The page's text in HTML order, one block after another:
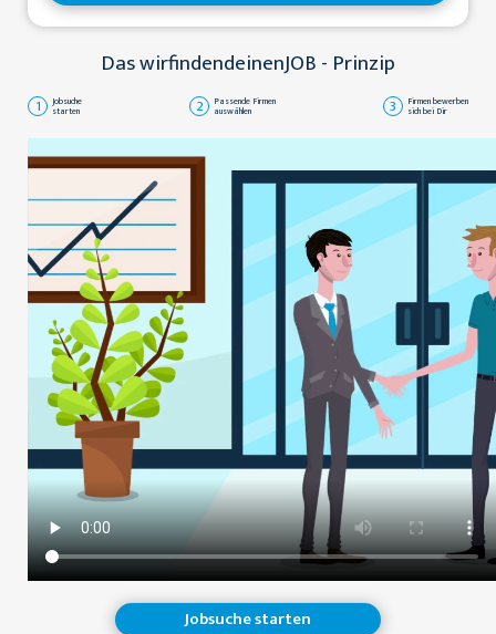
Das wirfindendeinenJOB - Prinzip
1 Jobsuche
starten 2 Passende Firmen
auswählen 3 Firmen bewerben
sich bei Dir
Jobsuche starten